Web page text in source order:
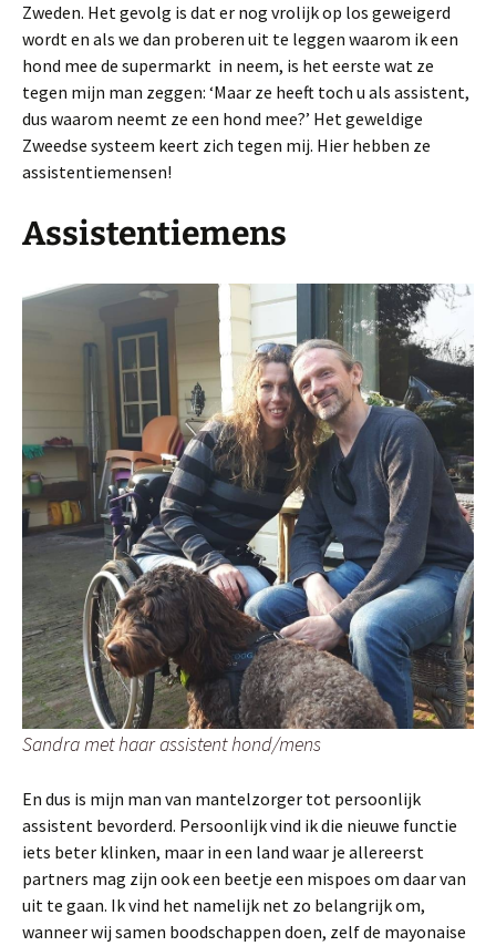
Zweden. Het gevolg is dat er nog vrolijk op los geweigerd
wordt en als we dan proberen uit te leggen waarom ik een
hond mee de supermarkt in neem, is het eerste wat ze
tegen mijn man zeggen: ‘Maar ze heeft toch u als assistent,
dus waarom neemt ze een hond mee?’ Het geweldige
Zweedse systeem keert zich tegen mij. Hier hebben ze
assistentiemensen!
Assistentiemens
Sandra met haar assistent hond/mens
En dus is mijn man van mantelzorger tot persoonlijk
assistent bevorderd. Persoonlijk vind ik die nieuwe functie
iets beter klinken, maar in een land waar je allereerst
partners mag zijn ook een beetje een mispoes om daar van
uit te gaan. Ik vind het namelijk net zo belangrijk om,
wanneer wij samen boodschappen doen, zelf de mayonaise